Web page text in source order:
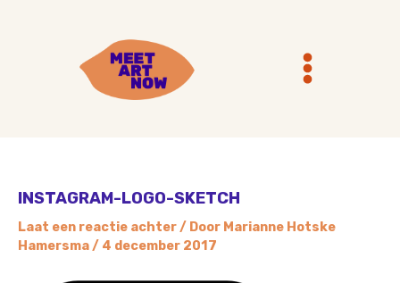
Menu
INSTAGRAM-LOGO-SKETCH
Laat een reactie achter/ Door Marianne Hotske
Hamersma/ 4 december 2017